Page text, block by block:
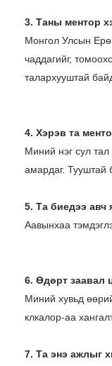
3. Таны ментор
Монгол Улсын
чаддагийг,
талархууштай
4. Хэрэв та
Миний нэг сул
амардаг. Тууштай
5. Та биедээ авч
Аавынхаа
6. Өдөрт заавал
Миний хувьд
клкалор-аа
7. Та энэ ажлыг